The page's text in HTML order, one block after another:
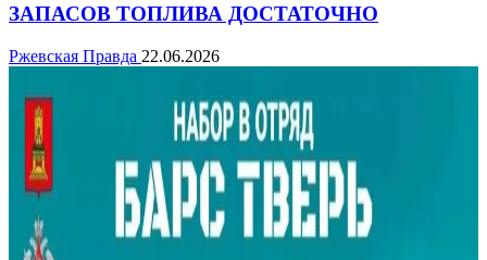
ЗАПАСОВ ТОПЛИВА ДОСТАТОЧНО
Ржевская Правда 22.06.2026